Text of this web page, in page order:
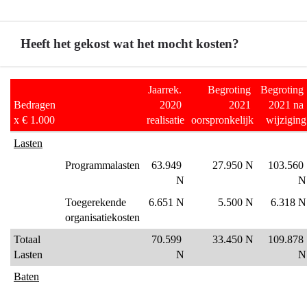
Heeft het gekost wat het mocht kosten?
naar
navigatie
Programma
Talentontwikkeling
Heeft
Bedragen
x € 1.000
Jaarrek.
2020
realisatie
Begroting
2021
oorspronkelijk
Begroting
2021 na
wijziging
Lasten
Programmalasten
63.949
N
27.950 N
103.560
N
Toegerekende
organisatiekosten
6.651 N 5.500 N 6.318 N
Totaal
Lasten
70.599
N
33.450 N
109.878
N
Baten